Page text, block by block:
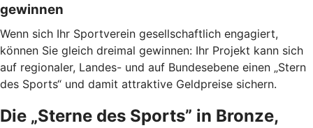
gewinnen
Wenn sich Ihr Sportverein gesellschaftlich engagiert,
können Sie gleich dreimal gewinnen: Ihr Projekt kann sich
auf regionaler, Landes- und auf Bundesebene einen „Stern
des Sports“ und damit attraktive Geldpreise sichern.
Die „Sterne des Sports” in Bronze,